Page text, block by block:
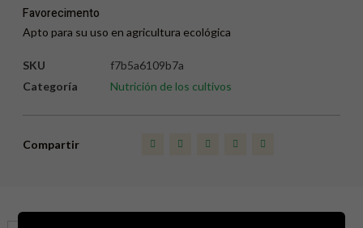
Favorecimento
Apto para su uso en agricultura ecológica
SKU
f7b5a6109b7a
Categoría
Nutrición de los cultivos
Compartir